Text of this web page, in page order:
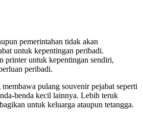
pemerintahan tidak akan
untuk kepentingan peribadi.
printer untuk kepentingan sendiri,
peribadi.
pulang souvenir pejabat seperti
benda kecil lainnya. Lebih teruk
untuk keluarga ataupun tetangga.